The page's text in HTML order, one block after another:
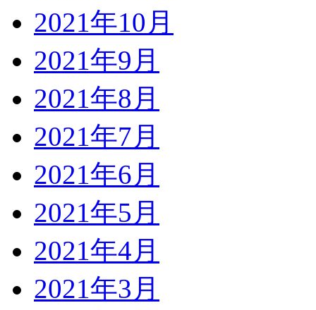
2021年10月
2021年9月
2021年8月
2021年7月
2021年6月
2021年5月
2021年4月
2021年3月